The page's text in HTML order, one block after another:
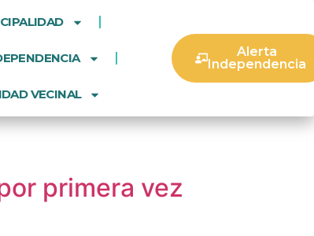
VECINAL
Alerta
Independencia
primera vez